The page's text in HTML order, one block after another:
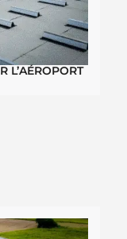
L’AÉROPORT